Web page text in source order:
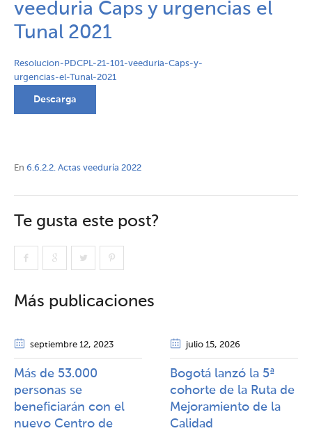
veeduria Caps y urgencias el
Tunal 2021
Resolucion-PDCPL-21-101-veeduria-Caps-y-
urgencias-el-Tunal-2021
Descarga
En 6.6.2.2. Actas veeduría 2022
Te gusta este post?
Más publicaciones
septiembre 12, 2023
Más de 53.000
personas se
beneficiarán con el
nuevo Centro de
julio 15, 2026
Bogotá lanzó la 5ª
cohorte de la Ruta de
Mejoramiento de la
Calidad​​